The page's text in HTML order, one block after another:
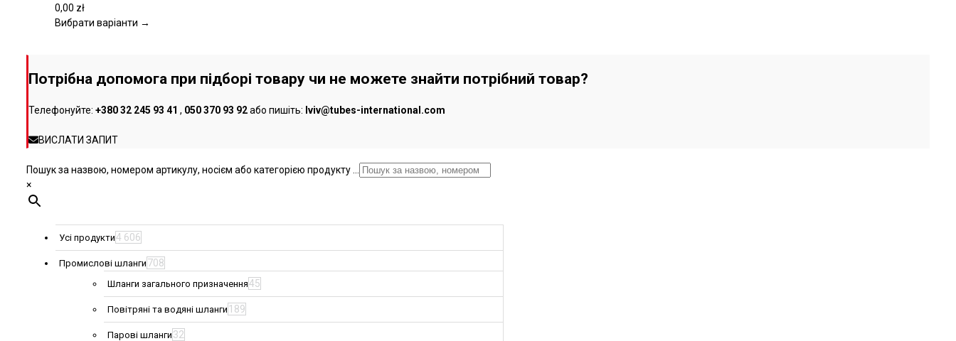
Параметри
сторінці
0,00 zł
Вибрати варіанти →
Потрібна допомога при підборі товару чи не можете знайти потрібний товар?
Телефонуйте: +380 32 245 93 41 , 050 370 93 92або пишіть: lviv@tubes-international.com
ВИСЛАТИ ЗАПИТ
Пошук за назвою, номером артикулу, носієм або категорією продукту ...
×
Усі продукти4 606
Промислові шланги 708
Шланги загального призначення45
Повітряні та водяні шланги 189
Парові шланги 32